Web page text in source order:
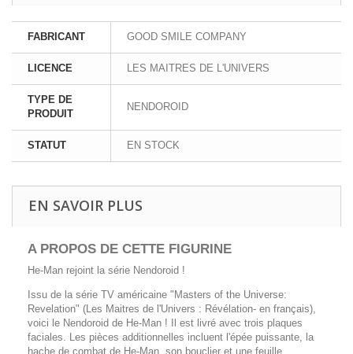
FABRICANT GOOD SMILE COMPANY
LICENCE LES MAITRES DE L'UNIVERS
TYPE DE
PRODUIT
NENDOROID
STATUT EN STOCK
EN SAVOIR PLUS
A PROPOS DE CETTE FIGURINE
He-Man rejoint la série Nendoroid !
Issu de la série TV américaine "Masters of the Universe:
Revelation" (Les Maitres de l'Univers : Révélation- en français),
voici le Nendoroid de He-Man ! Il est livré avec trois plaques
faciales. Les pièces additionnelles incluent l'épée puissante, la
hache de combat de He-Man, son bouclier et une feuille